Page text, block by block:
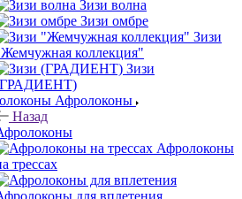
Зизи волна
Зизи омбре
Зизи
коллекция"
Зизи
Афролоконы
Назад
Афролоконы
трессах
для вплетения